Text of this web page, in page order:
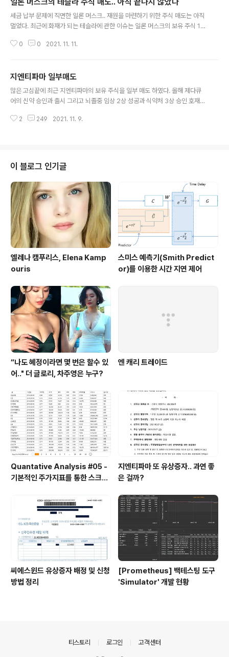
세금 납부 문제에 직면한 일론 머스크.. 재원을 마련하기 위한 주식 매도는 아직
멀었다. 최근에 화재가 되는 테슬라에 관한 이슈는 일론 머스크의 보유 주식 1
하락했다가 어제 반등에 성공했다. 오늘 아침 기사에서는 일론 머스크가 11억
으니 이제 악재는 지나갔다라고 말하고 있는데, 과연 사실일까? Elon Musk h
as sold more than $1B in Tesla stock – TechCrunch Tesla CEO El
on Musk has sold about $..
0 0 2021. 11. 11.
지엔티파마 일부매도
많은 고심끝에 최근 지엔티파마의 보유 주식을 일부 매도 하였다. 올해 제다큐
어의 신약 승인과 출시 그리고 뇌졸중 임상 2상 성공과 식약처 3상 승인 호재로
기대했던 뇌졸중에 대한 LO와 제다큐어의 판권 계약에 대한 감감 무소식 그리
견했고, 나름대로의 분석과 조사를 해보니 대단히 promising한 미래가 보여서
투자를 결정하게 되었다. 이를 위한 재원으로 지엔티파마의 보유 주식을 일부
매도하게 되었다. 즉,..
2 249 2021. 11. 9.
이 블로그 인기글
엘레나 캠푸리스, Elena Kamp
ouris
스미스 예측기(Smith Predict
or)를 이용한 시간 지연 제어
“나도 혜정이라면 몇 번은 할수 있
어.." 더 글로리, 차주영은 누구?
엔 캐리 트레이드
Quantative Analysis #05 -
기본적인 주가지표를 통한 스크리
지엔티파마 또 유상증자.. 과연 좋
은 걸까?
씨에스윈드 유상증자 배정 및 신청
방법 정리
[Prometheus] 백테스팅 도구
'Simulator' 개발 현황
티스토리 로그인 고객센터